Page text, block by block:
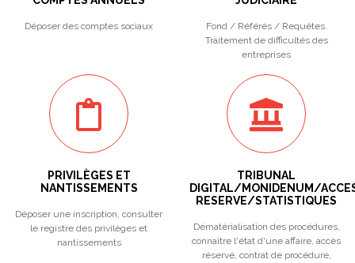
Déposer des comptes sociaux
Fond / Référés / Requêtes.
Traitement de difficultés des
entreprises
PRIVILÈGES ET
NANTISSEMENTS
Déposer une inscription, consulter
le registre des privilèges et
nantissements
TRIBUNAL
DIGITAL/MONIDENUM/
RESERVE/STATISTIQUES
Dématérialisation des procédures,
connaître l'état d'une affaire, accès
réservé, contrat de procédure,